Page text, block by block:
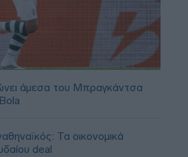
άμεσα του Μπραγκάντσα
Τα οικονομικά
deal